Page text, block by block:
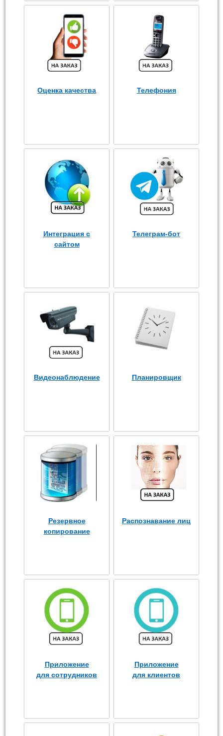
Оценка качества Телефония
Интеграция с
сайтом
Телеграм-бот
Видеонаблюдение Планировщик
Резервное
копирование
Распознавание лиц
Приложение
для сотрудников
Приложение
для клиентов